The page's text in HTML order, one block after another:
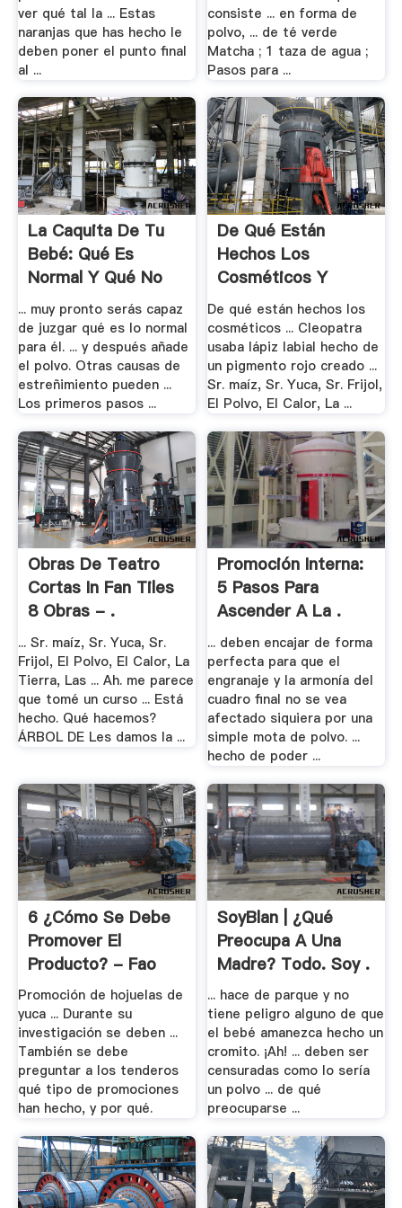
ver qué tal la ... Estas
naranjas que has hecho le
deben poner el punto final
al ...
consiste ... en forma de
polvo, ... de té verde
Matcha ; 1 taza de agua ;
Pasos para ...
La Caquita De Tu
Bebé: Qué Es
Normal Y Qué No
Lo .
... muy pronto serás capaz
de juzgar qué es lo normal
para él. ... y después añade
el polvo. Otras causas de
estreñimiento pueden ...
Los primeros pasos ...
De Qué Están
Hechos Los
Cosméticos Y
Algunos .
De qué están hechos los
cosméticos ... Cleopatra
usaba lápiz labial hecho de
un pigmento rojo creado ...
Sr. maíz, Sr. Yuca, Sr. Frijol,
El Polvo, El Calor, La ...
Obras De Teatro
Cortas In Fan Tiles
8 Obras - .
... Sr. maíz, Sr. Yuca, Sr.
Frijol, El Polvo, El Calor, La
Tierra, Las ... Ah. me parece
que tomé un curso ... Está
hecho. Qué hacemos?
ÁRBOL DE Les damos la ...
Promoción Interna:
5 Pasos Para
Ascender A La .
... deben encajar de forma
perfecta para que el
engranaje y la armonía del
cuadro final no se vea
afectado siquiera por una
simple mota de polvo. ...
hecho de poder ...
6 ¿Cómo Se Debe
Promover El
Producto? - Fao
Promoción de hojuelas de
yuca ... Durante su
investigación se deben ...
También se debe
preguntar a los tenderos
qué tipo de promociones
han hecho, y por qué.
SoyBlan | ¿Qué
Preocupa A Una
Madre? Todo. Soy .
... hace de parque y no
tiene peligro alguno de que
el bebé amanezca hecho un
cromito. ¡Ah! ... deben ser
censuradas como lo sería
un polvo ... de qué
preocuparse ...